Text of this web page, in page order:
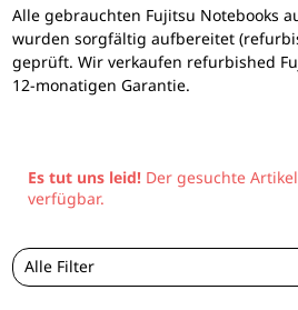
Alle gebrauchten Fujitsu Notebooks
wurden sorgfältig aufbereitet
geprüft. Wir verkaufen refurbished
12-monatigen Garantie.
Es tut uns leid!Der gesuchte
verfügbar.
Alle Filter